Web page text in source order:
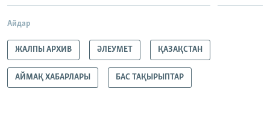
Айдар
ЖАЛПЫ АРХИВ ӘЛЕУМЕТ ҚАЗАҚСТАН
АЙМАҚ ХАБАРЛАРЫ БАС ТАҚЫРЫПТАР